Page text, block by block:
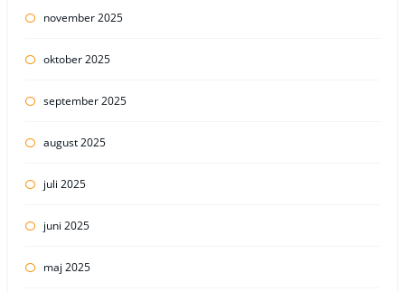
november 2025
oktober 2025
september 2025
august 2025
juli 2025
juni 2025
maj 2025